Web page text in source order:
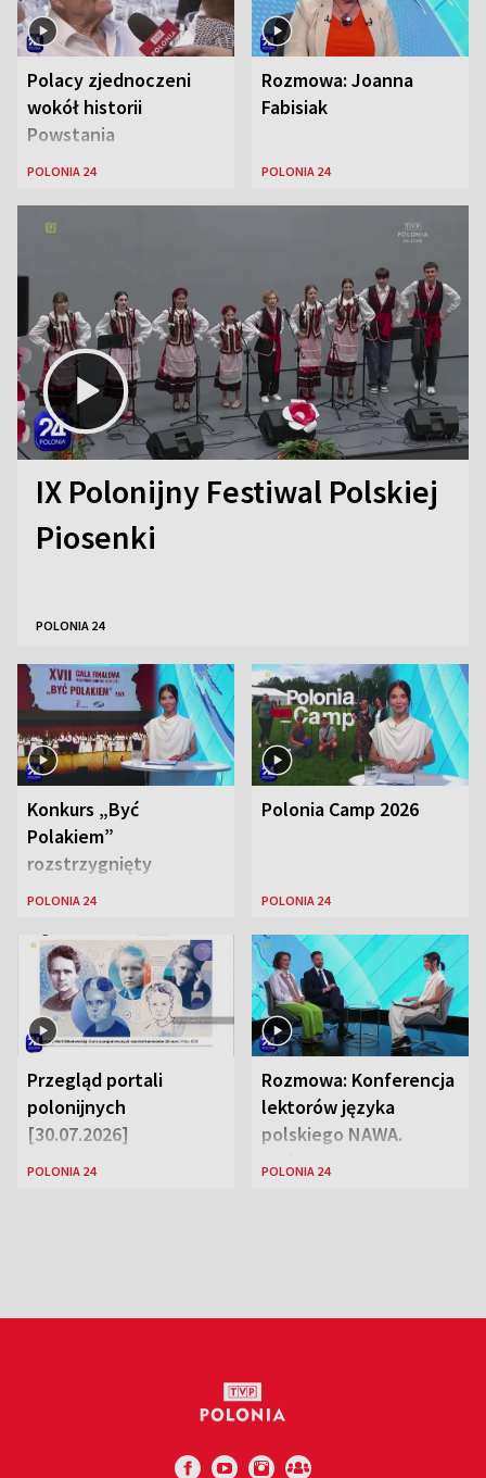
Polacy zjednoczeni
wokół historii
Powstania
Warszawskiego
POLONIA 24
Rozmowa: Joanna
Fabisiak
POLONIA 24
IX Polonijny Festiwal Polskiej
Piosenki
POLONIA 24
Konkurs „Być
Polakiem”
rozstrzygnięty
POLONIA 24
Polonia Camp 2026
POLONIA 24
Przegląd portali
polonijnych
[30.07.2026]
POLONIA 24
Rozmowa: Konferencja
lektorów języka
polskiego NAWA.
Goście: dr Wojciech
POLONIA 24